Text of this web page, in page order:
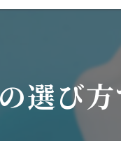
選び